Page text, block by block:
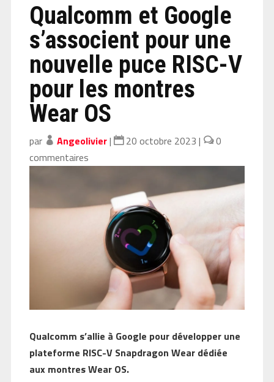
Qualcomm et Google
s’associent pour une
nouvelle puce RISC-V
pour les montres
Wear OS
par Angeolivier| 20 octobre 2023 |
0
commentaires
Qualcomm s’allie à Google pour développer une
plateforme RISC-V Snapdragon Wear dédiée
aux montres Wear OS.